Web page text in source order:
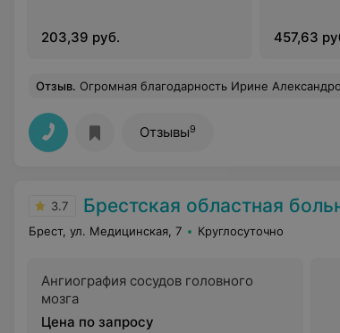
203,39 руб. 457,63
Отзыв. Огромная благодарность Ирине Александровне - зав.отделения функциональной диагностики, за качественный приём(07.07.2026), диагностику,
Отзывы9
3.7 Брестская областная
Брест, ул. Медицинская, 7 Круглосуточно
Ангиография сосудов головного
мозга
Цена по запросу